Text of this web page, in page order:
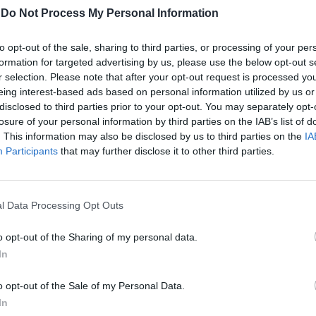
Do Not Process My Personal Information
opt-out of the sale, sharing to third parties, or processing of your
for targeted advertising by us, please use the below opt-out
selection. Please note that after your opt-out request is processed
interest-based ads based on personal information utilized by us
to third parties prior to your opt-out. You may separately
of your personal information by third parties on the IAB’s list of
This information may also be disclosed by us to third parties on the
Participants that may further disclose it to other third parties.
Data Processing Opt Outs
opt-out of the Sharing of my personal data.
opt-out of the Sale of my Personal Data.
ha lanciato la nuova versione del
in total white, guarda in
"Vi aspetto qui, tutti i pomeriggi".
appare la scritta:
Poi, però, Merlino aggiunge una frase
poco chiari. "Scusate ma non era un
chiede. La domanda sembra riferirsi a
ci sarà proprio Myrta Merlino.